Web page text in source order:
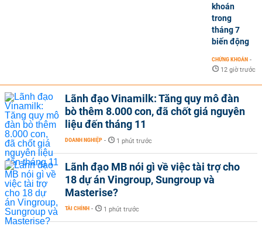
khoán
trong
tháng 7
biến động
CHỨNG KHOÁN -
12 giờ trước
Lãnh đạo Vinamilk: Tăng quy mô đàn
bò thêm 8.000 con, đã chốt giá nguyên
liệu đến tháng 11
DOANH NGHIỆP - 1 phút trước
Lãnh đạo MB nói gì về việc tài trợ cho
18 dự án Vingroup, Sungroup và
Masterise?
TÀI CHÍNH - 1 phút trước